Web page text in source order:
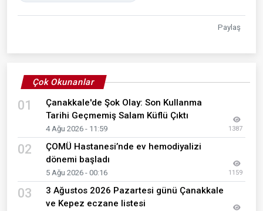
Paylaş
Çok Okunanlar
01
Çanakkale'de Şok Olay: Son Kullanma
Tarihi Geçmemiş Salam Küflü Çıktı
4 Ağu 2026 - 11:59 1387
02
ÇOMÜ Hastanesi’nde ev hemodiyalizi
dönemi başladı
5 Ağu 2026 - 00:16 1159
03
3 Ağustos 2026 Pazartesi günü Çanakkale
ve Kepez eczane listesi